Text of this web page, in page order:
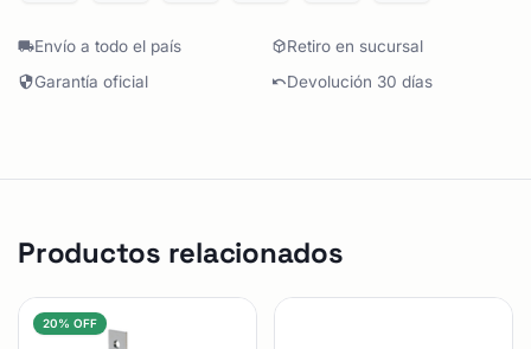
Envío a todo el país
Retiro en sucursal
Garantía oficial
Devolución 30 días
Productos relacionados
20% OFF